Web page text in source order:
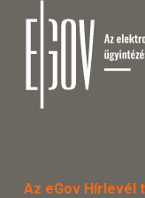
Az eGov Hírlevél